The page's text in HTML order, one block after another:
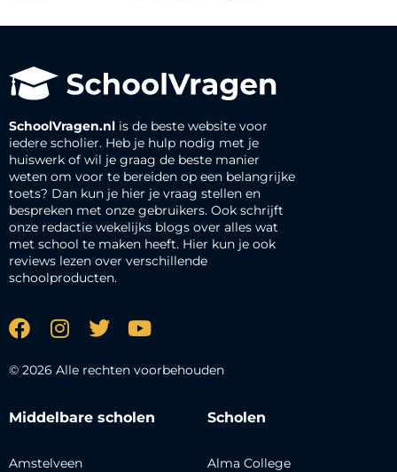
SchoolVragen.nl is de beste website voor
iedere scholier. Heb je hulp nodig met je
huiswerk of wil je graag de beste manier
weten om voor te bereiden op een belangrijke
toets? Dan kun je hier je vraag stellen en
bespreken met onze gebruikers. Ook schrijft
onze redactie wekelijks blogs over alles wat
met school te maken heeft. Hier kun je ook
reviews lezen over verschillende
schoolproducten.
© 2026 Alle rechten voorbehouden
Middelbare scholen
Amstelveen
Scholen
Alma College